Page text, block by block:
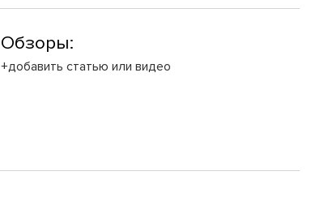
Обзоры:
+добавить статью или видео